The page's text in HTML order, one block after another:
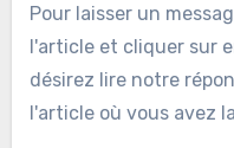
Pour laisser un
l'article et cliquer sur
désirez lire notre
l'article où vous avez